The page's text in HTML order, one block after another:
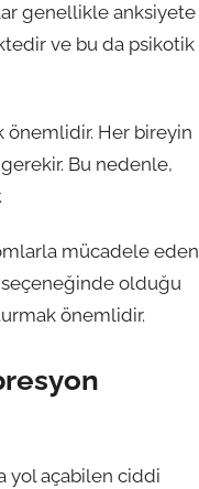
genellikle anksiyete
ve bu da psikotik
önemlidir. Her bireyin
Bu nedenle,
mücadele eden
olduğu
önemlidir.
yol açabilen ciddi